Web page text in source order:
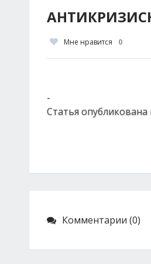
Мне нравится 0
-
Статья опубликована
Комментарии (0)